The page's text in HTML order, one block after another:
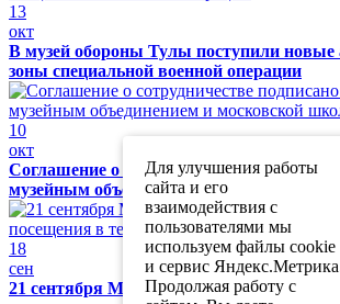
13
окт
В музей обороны Тулы поступили новые
зоны специальной военной операции
10
окт
Соглашение о сотрудничестве
музейным объединением и московской
18
сен
21 сентября Музей обороны Тулы будет
Для улучшения работы
сайта и его
взаимодействия с
пользователями мы
используем файлы cookie
и сервис
Продолжая работу с